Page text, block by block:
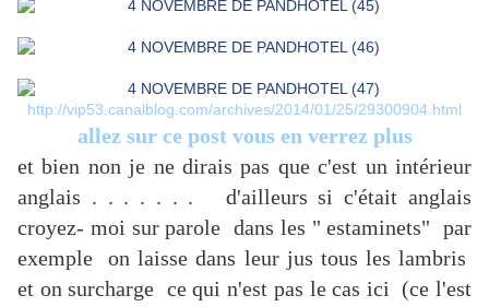
http://vip53.canalblog.com/archives/2014/01/25/29300904.html
allez sur ce post vous en verrez plus
et bien non je ne dirais pas que c'est un intérieur
anglais . . . . . . . d'ailleurs si c'était anglais
croyez- moi sur parole dans les " estaminets" par
exemple on laisse dans leur jus tous les lambris
et on surcharge ce qui n'est pas le cas ici (ce l'est